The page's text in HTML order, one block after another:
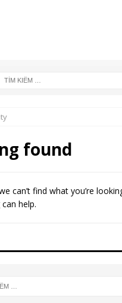
found
can’t find what you’re
help.